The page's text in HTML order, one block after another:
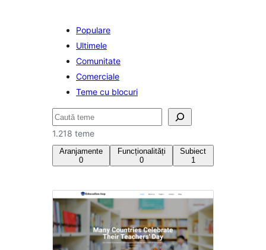
Populare
Ultimele
Comunitate
Comerciale
Teme cu blocuri
Caută
1.218 teme
Aranjamente
0
Funcționalități
0
Subiect
1
Divertisment